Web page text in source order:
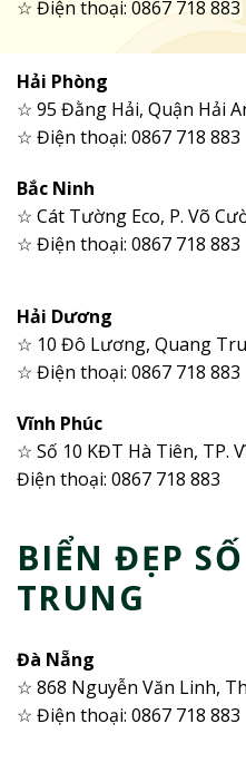
☆ Điện thoại: 0867 718 883
Hải Phòng
☆ 95 Đằng Hải, Quận Hải
☆ Điện thoại: 0867 718 883
Bắc Ninh
☆ Cát Tường Eco, P. Võ
☆ Điện thoại: 0867 718 883
Hải Dương
☆ 10 Đô Lương, Quang
☆ Điện thoại: 0867 718 883
Vĩnh Phúc
☆ Số 10 KĐT Hà Tiên, TP.
Điện thoại: 0867 718 883
BIỂN ĐẸP
TRUNG
Đà Nẵng
☆ 868 Nguyễn Văn Linh,
☆ Điện thoại: 0867 718 883